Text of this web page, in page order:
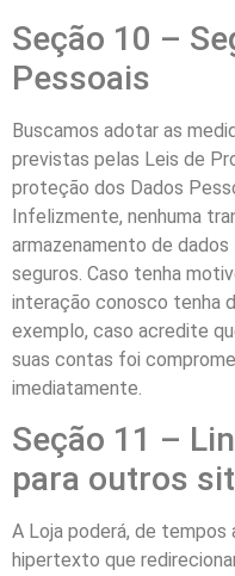
Seção 10 –
Pessoais
Buscamos adotar as
previstas pelas Leis de
proteção dos Dados
Infelizmente, nenhuma
armazenamento de
seguros. Caso tenha
interação conosco tenha
exemplo, caso acredite
suas contas foi
imediatamente.
Seção 11 –
para outros
A Loja poderá, de
hipertexto que